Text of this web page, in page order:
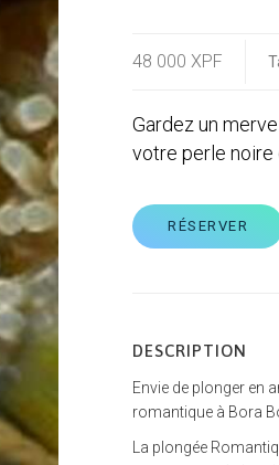
48 000 XPF
Gardez un
votre perle noire
RÉSERVER
DESCRIPTION
Envie de plonger en
romantique à Bora
La plongée